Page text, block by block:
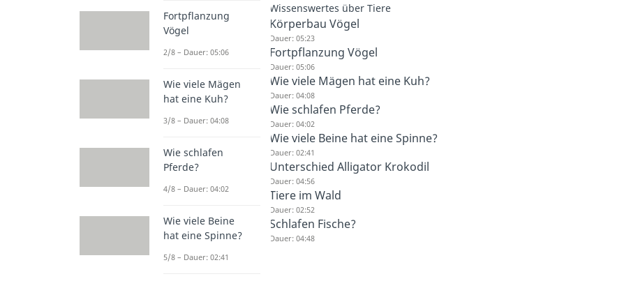
Wissenswertes über Tiere
Körperbau Vögel
Dauer: 05:23
Fortpflanzung Vögel
Dauer: 05:06
Wie viele Mägen hat eine Kuh?
Dauer: 04:08
Wie schlafen Pferde?
Dauer: 04:02
Wie viele Beine hat eine Spinne?
Dauer: 02:41
Unterschied Alligator Krokodil
Dauer: 04:56
Tiere im Wald
Dauer: 02:52
Schlafen Fische?
Dauer: 04:48
Fortpflanzung
Vögel
2/8 – Dauer: 05:06
Wie viele Mägen
hat eine Kuh?
3/8 – Dauer: 04:08
Wie schlafen
Pferde?
4/8 – Dauer: 04:02
Wie viele Beine
hat eine Spinne?
5/8 – Dauer: 02:41